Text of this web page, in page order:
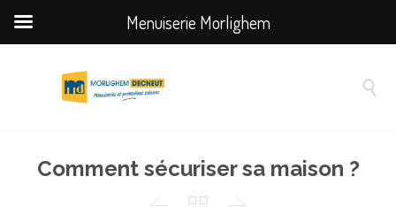

Comment sécuriser sa maison ?
Menuiserie Morlighem